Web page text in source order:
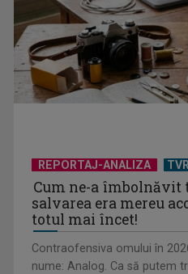
REPORTAJ-ANALIZA
Cum ne-a îmbolnăvit
salvarea era mereu
totul mai încet!
Contraofensiva omului în
nume: Analog. Ca să putem